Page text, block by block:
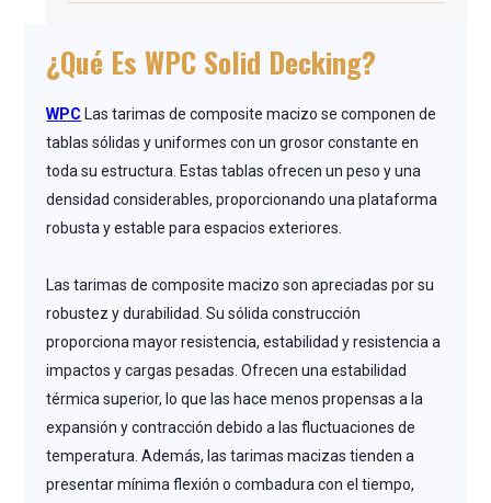
¿Qué Es WPC Solid Decking?
WPC Las tarimas de composite macizo se componen de
tablas sólidas y uniformes con un grosor constante en
toda su estructura. Estas tablas ofrecen un peso y una
densidad considerables, proporcionando una plataforma
robusta y estable para espacios exteriores.
Las tarimas de composite macizo son apreciadas por su
robustez y durabilidad. Su sólida construcción
proporciona mayor resistencia, estabilidad y resistencia a
impactos y cargas pesadas. Ofrecen una estabilidad
térmica superior, lo que las hace menos propensas a la
expansión y contracción debido a las fluctuaciones de
temperatura. Además, las tarimas macizas tienden a
presentar mínima flexión o combadura con el tiempo,